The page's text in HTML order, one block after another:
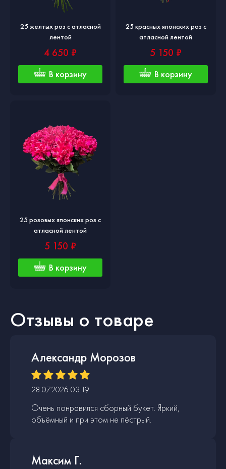
Отзывы о товаре
Александр Морозов
28.07.2026 03:19
Очень понравился сборный букет. Яркий,
объёмный и при этом не пёстрый.
Максим Г.
25 желтых роз с атласной
лентой
4 650 ₽
В корзину
25 красных японских роз с
атласной лентой
5 150 ₽
В корзину
25 розовых японских роз с
атласной лентой
5 150 ₽
В корзину